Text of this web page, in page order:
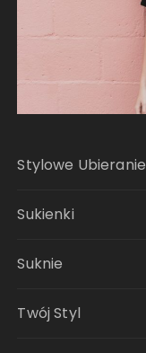
Stylowe Ubieranie
Sukienki
Suknie
Twój Styl